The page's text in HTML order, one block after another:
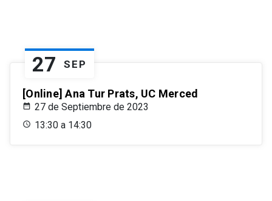
27 SEP
[Online] Ana Tur Prats, UC Merced
27 de Septiembre de 2023
13:30 a 14:30